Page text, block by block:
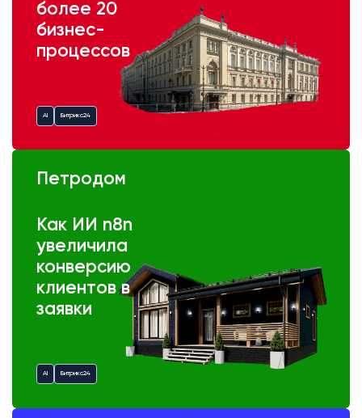
более 20
бизнес-
процессов
AI Битрикс24
Петродом
Как ИИ n8n
увеличила
конверсию
клиентов в
заявки
AI Битрикс24